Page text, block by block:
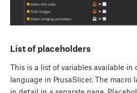
List of placeholders
This is a list of variables available in
language in PrusaSlicer. The macro